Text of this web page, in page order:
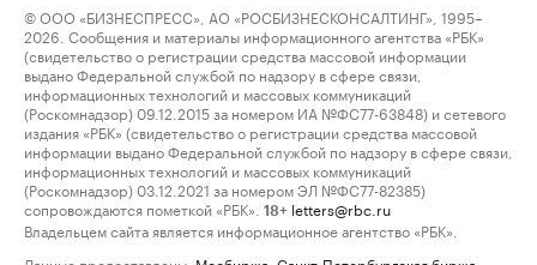
© ООО «БИЗНЕСПРЕСС», АО «РОСБИЗНЕСКОНСАЛТИНГ», 1995–
2026. Сообщения и материалы информационного агентства «РБК»
(свидетельство о регистрации средства массовой информации
выдано Федеральной службой по надзору в сфере связи,
информационных технологий и массовых коммуникаций
(Роскомнадзор) 09.12.2015 за номером ИА №ФС77-63848) и сетевого
издания «РБК» (свидетельство о регистрации средства массовой
информации выдано Федеральной службой по надзору в сфере связи,
информационных технологий и массовых коммуникаций
(Роскомнадзор) 03.12.2021 за номером ЭЛ №ФС77-82385)
сопровождаются пометкой «РБК».
18+ letters@rbc.ru
Владельцем сайта является информационное агентство «РБК».